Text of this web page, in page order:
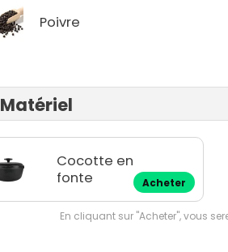
Poivre
Matériel
Cocotte en
fonte
Acheter
En cliquant sur "Acheter", vous